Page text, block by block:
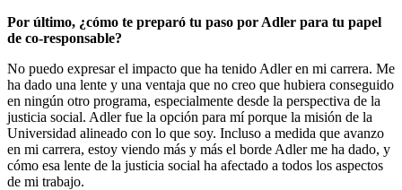
Por último, ¿cómo te preparó tu paso por Adler para tu papel
de co-responsable?
No puedo expresar el impacto que ha tenido Adler en mi carrera. Me
ha dado una lente y una ventaja que no creo que hubiera conseguido
en ningún otro programa, especialmente desde la perspectiva de la
justicia social. Adler fue la opción para mí porque la misión de la
Universidad alineado con lo que soy. Incluso a medida que avanzo
en mi carrera, estoy viendo más y más el borde Adler me ha dado, y
cómo esa lente de la justicia social ha afectado a todos los aspectos
de mi trabajo.